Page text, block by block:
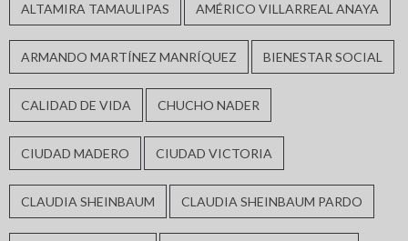
ALTAMIRA TAMAULIPAS AMÉRICO VILLARREAL ANAYA
ARMANDO MARTÍNEZ MANRÍQUEZ BIENESTAR SOCIAL
CALIDAD DE VIDA CHUCHO NADER
CIUDAD MADERO CIUDAD VICTORIA
CLAUDIA SHEINBAUM CLAUDIA SHEINBAUM PARDO